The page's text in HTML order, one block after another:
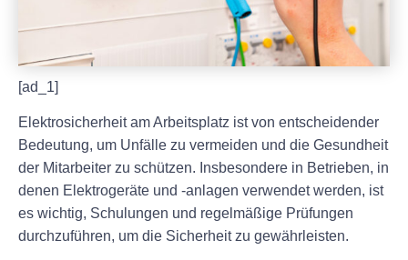
[ad_1]
Elektrosicherheit am Arbeitsplatz ist von entscheidender
Bedeutung, um Unfälle zu vermeiden und die Gesundheit
der Mitarbeiter zu schützen. Insbesondere in Betrieben, in
denen Elektrogeräte und -anlagen verwendet werden, ist
es wichtig, Schulungen und regelmäßige Prüfungen
durchzuführen, um die Sicherheit zu gewährleisten.